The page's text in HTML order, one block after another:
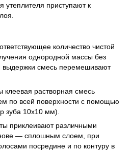
утеплителя приступают к
количество чистой
однородной массы без
выдержки смесь перемешивают
растворная смесь
по всей поверхности с помощью
зуба 10x10 мм).
приклеивают различными
— сплошным слоем, при
посредине и по контуру в